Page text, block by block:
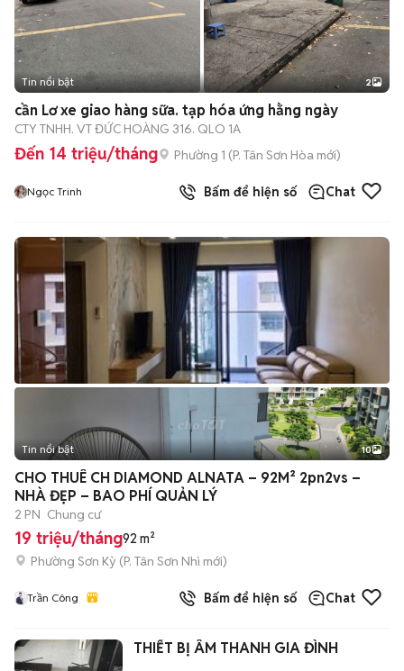
Tin nổi bật 2
cần Lơ xe giao hàng sữa. tạp hóa ứng hằng ngày
CTY TNHH. VT ĐỨC HOÀNG 316. QLO 1A
Đến 14 triệu/tháng Phường 1 (P. Tân Sơn Hòa mới)
Ngọc Trinh Bấm để hiện số Chat
+2
Tin nổi bật 10
CHO THUÊ CH DIAMOND ALNATA – 92M² 2pn2vs –
NHÀ ĐẸP – BAO PHÍ QUẢN LÝ
2 PN Chung cư
19 triệu/tháng92 m²
Phường Sơn Kỳ (P. Tân Sơn Nhì mới)
Trần Công Bấm để hiện số Chat
THIẾT BỊ ÂM THANH GIA ĐÌNH